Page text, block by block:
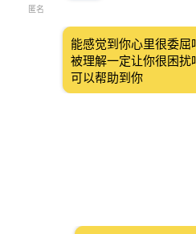
匿名
能感觉到你心里很委
被理解一定让你很困扰
可以帮助到你